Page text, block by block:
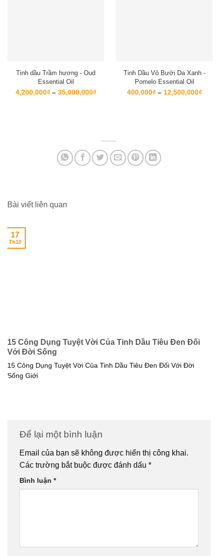
Tinh dầu Trầm hương - Oud
Essential Oil
4,200,000₫ – 35,000,000₫Khoảng
Tinh Dầu Vỏ Bưởi Da Xanh -
Pomelo Essential Oil
400,000₫ – 12,500,000₫
Bài viết liên quan
15 Công Dụng Tuyệt Vời Của Tinh Dầu Tiêu Đen Đối
Với Đời Sống
15 Công Dụng Tuyệt Vời Của Tinh Dầu Tiêu Đen Đối Với Đời
Sống Giới
17
Th10
Để lại một bình luận
Email của bạn sẽ không được hiển thị công khai.
Các trường bắt buộc được đánh dấu *
Bình luận *